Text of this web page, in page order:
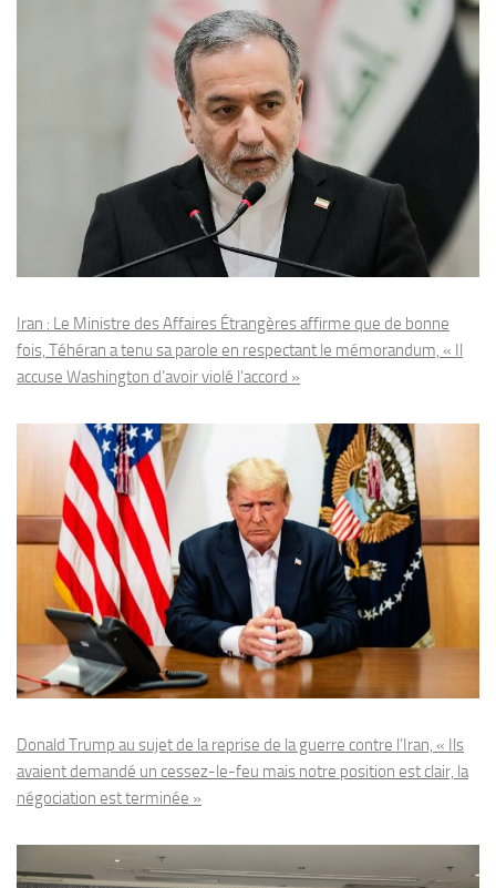
Iran : Le Ministre des Affaires Étrangères affirme que de bonne
fois, Téhéran a tenu sa parole en respectant le mémorandum, « Il
accuse Washington d’avoir violé l’accord »
Donald Trump au sujet de la reprise de la guerre contre l’Iran, « Ils
avaient demandé un cessez-le-feu mais notre position est clair, la
négociation est terminée »